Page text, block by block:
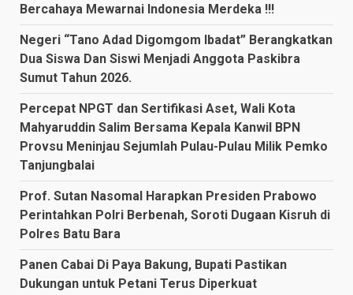
Bercahaya Mewarnai Indonesia Merdeka !!!
Negeri “Tano Adad Digomgom Ibadat” Berangkatkan
Dua Siswa Dan Siswi Menjadi Anggota Paskibra
Sumut Tahun 2026.
Percepat NPGT dan Sertifikasi Aset, Wali Kota
Mahyaruddin Salim Bersama Kepala Kanwil BPN
Provsu Meninjau Sejumlah Pulau-Pulau Milik Pemko
Tanjungbalai
Prof. Sutan Nasomal Harapkan Presiden Prabowo
Perintahkan Polri Berbenah, Soroti Dugaan Kisruh di
Polres Batu Bara
Panen Cabai Di Paya Bakung, Bupati Pastikan
Dukungan untuk Petani Terus Diperkuat